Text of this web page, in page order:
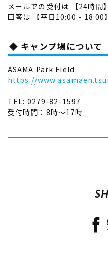
メールでの受付は 【24時間】
回答は 【平日10:00 - 18:00
◆ キャンプ場について
ASAMA Park Field
https://
TEL: 0279-82-1597
受付時間：8時～17時